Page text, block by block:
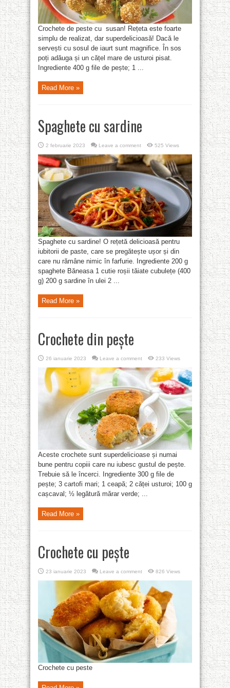
Crochete de peste cu susan! Rețeta este foarte
simplu de realizat, dar superdelicioasă! Dacă le
servești cu sosul de iaurt sunt magnifice. În sos
poți adăuga și un cățel mare de usturoi pisat.
Ingrediente 400 g file de pește; 1 ...
Read More »
Spaghete cu sardine
2 februarie 2023 Leave a comment 525 Views
Spaghete cu sardine! O rețetă delicioasă pentru
iubitorii de paste, care se pregătește ușor și din
care nu rămâne nimic în farfurie. Ingrediente 200 g
spaghete Băneasa 1 cutie roșii tăiate cubulețe (400
g) 200 g sardine în ulei 2 ...
Read More »
Crochete din pește
26 ianuarie 2023 Leave a comment 233 Views
Aceste crochete sunt superdelicioase și numai
bune pentru copiii care nu iubesc gustul de pește.
Trebuie să le încerci. Ingrediente 300 g file de
pește; 3 cartofi mari; 1 ceapă; 2 căței usturoi; 100 g
cașcaval; ½ legătură mărar verde; ...
Read More »
Crochete cu pește
23 ianuarie 2023 Leave a comment 826 Views
Crochete cu peste